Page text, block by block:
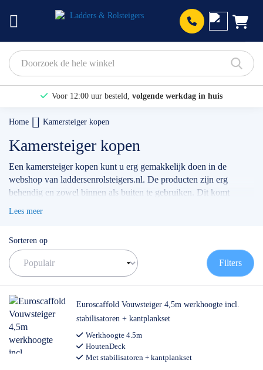
Voor 12:00 uur besteld, volgende werkdag in huis
Bekijk hier onze Actiepagina
Binnen 1 dag een
Home Kamersteiger kopen
Kamersteiger kopen
Een kamersteiger kopen kunt u erg gemakkelijk doen in de
webshop van laddersenrolsteigers.nl. De producten zijn erg
behendig en zowel binnen als buiten te gebruiken. Dit komt
enAltrex. De klimstellages zijn zowel voor particulier als
professioneel gebruik in te zetten. Hieronder hebben wij onze
meest populaire modellen in beeld gebracht. Deze zijn eventueel
uit te breiden qua werkhoogte, laat het ons weten!
✅ Voor 14:00 besteld = volgende werkdag geleverd
✅ 14 dagen herroepingsrecht
✅ Vragen? --> Neem snelcontactmet ons op!
Lees meer
Sorteren op
Filters
Euroscaffold Vouwsteiger 4,5m werkhoogte incl.
stabilisatoren + kantplankset
Werkhoogte 4.5m
HoutenDeck
Met stabilisatoren + kantplankset